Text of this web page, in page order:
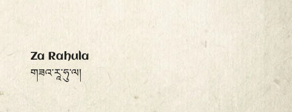
Za Rahula
གཟའ་རཱ་ཧུ་ལ།